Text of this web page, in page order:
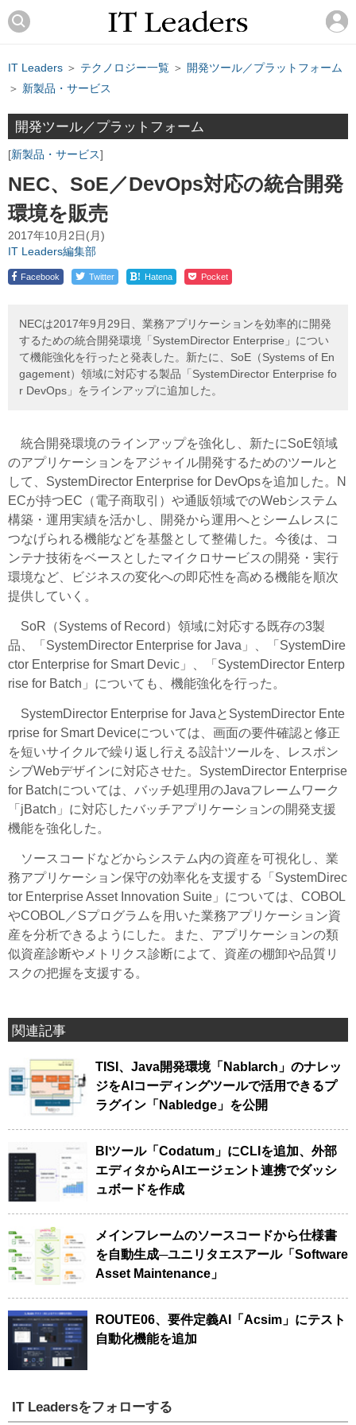
IT Leaders ＞ テクノロジー一覧 ＞ 開発ツール／プラットフォーム
＞ 新製品・サービス
開発ツール／プラットフォーム
新製品・サービス
NEC、SoE／DevOps対応の統合開発
環境を販売
2017年10月2日(月)
IT Leaders編集部
Facebook Twitter ! Hatena Pocket
NECは2017年9月29日、業務アプリケーションを効率的に開発
するための統合開発環境「SystemDirector Enterprise」につい
て機能強化を行ったと発表した。新たに、SoE（Systems of En
gagement）領域に対応する製品「SystemDirector Enterprise fo
r DevOps」をラインアップに追加した。
統合開発環境のラインアップを強化し、新たにSoE領域
のアプリケーションをアジャイル開発するためのツールと
して、SystemDirector Enterprise for DevOpsを追加した。N
ECが持つEC（電子商取引）や通販領域でのWebシステム
構築・運用実績を活かし、開発から運用へとシームレスに
つなげられる機能などを基盤として整備した。今後は、コ
ンテナ技術をベースとしたマイクロサービスの開発・実行
環境など、ビジネスの変化への即応性を高める機能を順次
提供していく。
SoR（Systems of Record）領域に対応する既存の3製
品、「SystemDirector Enterprise for Java」、「SystemDire
ctor Enterprise for Smart Devic」、「SystemDirector Enterp
rise for Batch」についても、機能強化を行った。
SystemDirector Enterprise for JavaとSystemDirector Ente
rprise for Smart Deviceについては、画面の要件確認と修正
を短いサイクルで繰り返し行える設計ツールを、レスポン
シブWebデザインに対応させた。SystemDirector Enterprise
for Batchについては、バッチ処理用のJavaフレームワーク
「jBatch」に対応したバッチアプリケーションの開発支援
機能を強化した。
ソースコードなどからシステム内の資産を可視化し、業
務アプリケーション保守の効率化を支援する「SystemDirec
tor Enterprise Asset Innovation Suite」については、COBOL
やCOBOL／Sプログラムを用いた業務アプリケーション資
産を分析できるようにした。また、アプリケーションの類
似資産診断やメトリクス診断によて、資産の棚卸や品質リ
スクの把握を支援する。
関連記事
TISI、Java開発環境「Nablarch」のナレッ
ジをAIコーディングツールで活用できるプ
ラグイン「Nabledge」を公開
BIツール「Codatum」にCLIを追加、外部
エディタからAIエージェント連携でダッシ
ュボードを作成
メインフレームのソースコードから仕様書
を自動生成─ユニリタエスアール「Software
Asset Maintenance」
ROUTE06、要件定義AI「Acsim」にテスト
自動化機能を追加
IT Leadersをフォローする